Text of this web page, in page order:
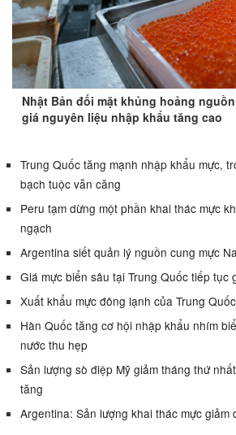
Nhật Bản đối mặt khủng hoảng
giá nguyên liệu nhập khẩu tăng cao
Trung Quốc tăng mạnh nhập khẩu mực,
bạch tuộc vẫn căng
Peru tạm dừng một phần khai thác mực
ngạch
Argentina siết quản lý nguồn cung mực
Giá mực biển sâu tại Trung Quốc tiếp tục
Xuất khẩu mực đông lạnh của Trung
Hàn Quốc tăng cơ hội nhập khẩu nhím
nước thu hẹp
Sản lượng sò điệp Mỹ giảm tháng thứ
tăng
Argentina: Sản lượng khai thác mực giảm